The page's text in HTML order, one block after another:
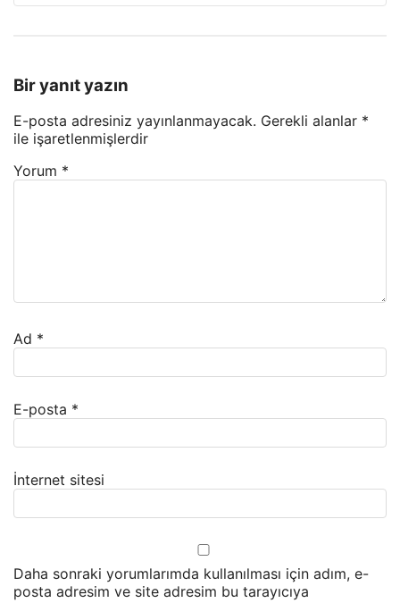
Bir yanıt yazın
E-posta adresiniz yayınlanmayacak. Gerekli alanlar *
ile işaretlenmişlerdir
Yorum *
Ad *
E-posta *
İnternet sitesi
Daha sonraki yorumlarımda kullanılması için adım, e-
posta adresim ve site adresim bu tarayıcıya